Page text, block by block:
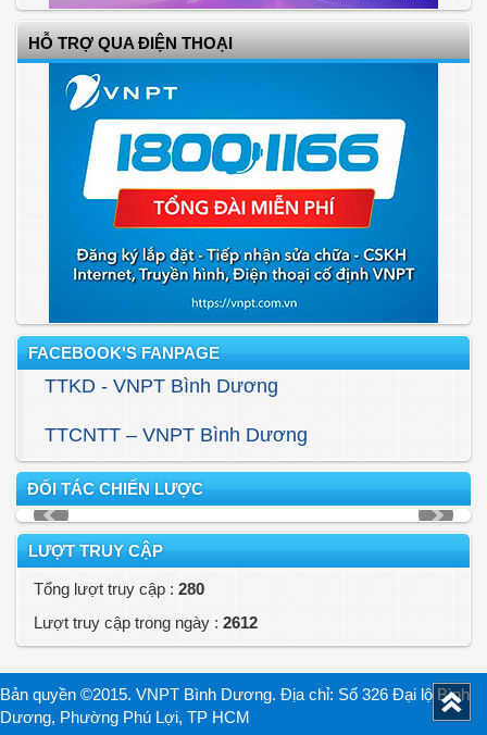
HỖ TRỢ QUA ĐIỆN THOẠI
FACEBOOK'S FANPAGE
TTKD - VNPT Bình Dương
TTCNTT – VNPT Bình Dương
ĐỐI TÁC CHIẾN LƯỢC
LƯỢT TRUY CẬP
Tổng lượt truy cập : 280
Lượt truy cập trong ngày : 2612
Bản quyền ©2015. VNPT Bình Dương. Địa chỉ: Số 326 Đại lộ Bình
Dương, Phường Phú Lợi, TP HCM